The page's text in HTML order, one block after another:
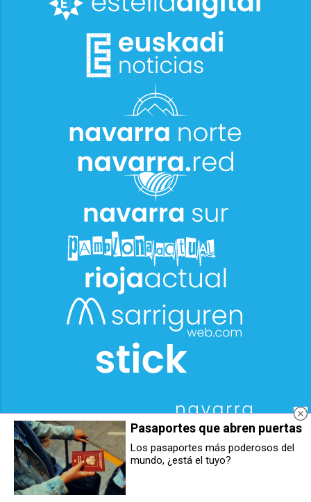
La temporada de verano en las
piscinas de Berriozar comienza el
próximo 12 de junio: estas son
las novedades de 2026
Vuelve la San Cristóbal Xtrem:
Pasaportes que abren puertas
Los pasaportes más poderosos del
mundo, ¿está el tuyo?